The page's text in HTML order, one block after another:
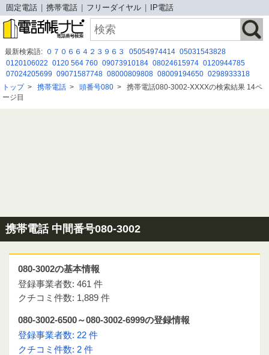
固定電話 携帯電話 フリーダイヤル IP電話
最新検索語: ０７０６６４２３９６３ 05054974414 05031543828
0120106022 0120 564 760 09073910184 08024615974 0120944785
07024205699 09071587748 08000809808 08009194650 0298933318
080 2902 1458 0120-771-179 0120 762 065 0936011577 050-5050-7789
08080479483
トップ> 携帯電話 > 頭番号080 > 携帯電話080-3002-XXXXの検索結果 14ペ
ージ目
携帯電話 中間番号080-3002
080-3002の基本情報
登録事業者数: 461 件
クチコミ件数: 1,889 件
080-3002-6500～080-3002-6999の登録情報
登録事業者数: 22 件
クチコミ件数: 2 件